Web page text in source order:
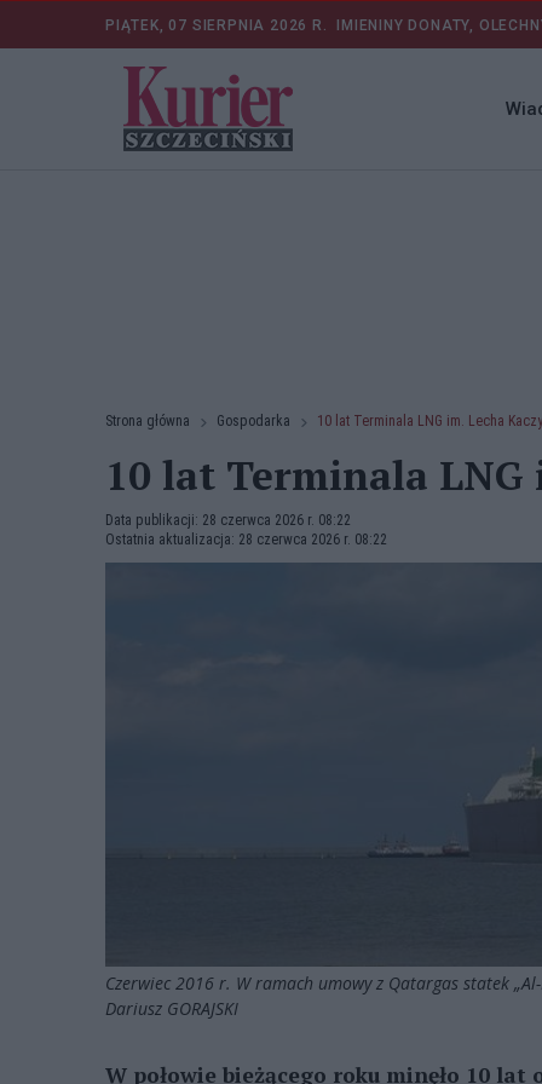
PIĄTEK, 07 SIERPNIA 2026 R. IMIENINY DONATY,
Strona główna Gospodarka 10 lat Terminala LNG im. Lecha
10 lat Terminala LNG
Data publikacji: 28 czerwca 2026 r. 08:22
Ostatnia aktualizacja: 28 czerwca 2026 r. 08:22
Czerwiec 2016 r. W ramach umowy z Qatargas statek
Dariusz GORAJSKI
W połowie bieżącego roku minęło 10